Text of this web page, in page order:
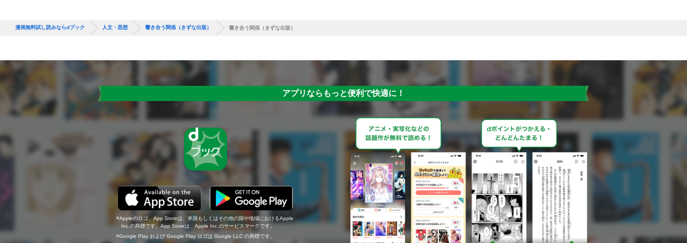
漫画無料試し読みならdブック 人文・思想 響き合う関係（きずな出版） 響き合う関係（きずな出版）
アプリならもっと便利で快適に！
Appleのロゴ、App Storeは、米国もしくはその他の国や地域におけるApple
Inc.の商標です。App Storeは、Apple Inc.のサービスマークです。
Google Play および Google Play ロゴは Google LLC の商標です。